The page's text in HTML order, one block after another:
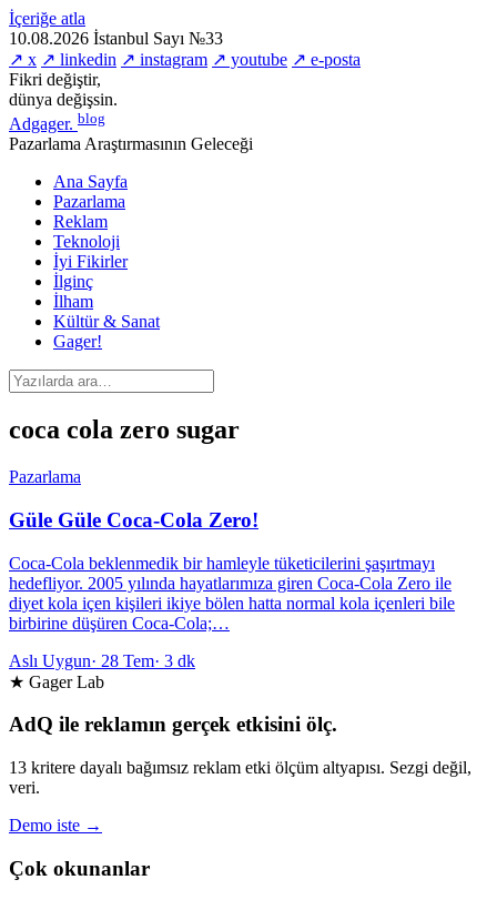
İçeriğe atla
10.08.2026 İstanbul Sayı №33
↗ x ↗ linkedin ↗ instagram ↗ youtube ↗ e-posta
Fikri değiştir,
dünya değişsin.
Adgager. blog
Pazarlama Araştırmasının Geleceği
Ana Sayfa
Pazarlama
Reklam
Teknoloji
İyi Fikirler
İlginç
İlham
Kültür & Sanat
Gager!
coca cola zero sugar
Pazarlama
Güle Güle Coca-Cola Zero!
Coca-Cola beklenmedik bir hamleyle tüketicilerini şaşırtmayı
hedefliyor. 2005 yılında hayatlarımıza giren Coca-Cola Zero ile
diyet kola içen kişileri ikiye bölen hatta normal kola içenleri bile
birbirine düşüren Coca-Cola;…
Aslı Uygun· 28 Tem· 3 dk
★ Gager Lab
AdQ ile reklamın gerçek etkisini ölç.
13 kritere dayalı bağımsız reklam etki ölçüm altyapısı. Sezgi değil,
veri.
Demo iste →
Çok okunanlar